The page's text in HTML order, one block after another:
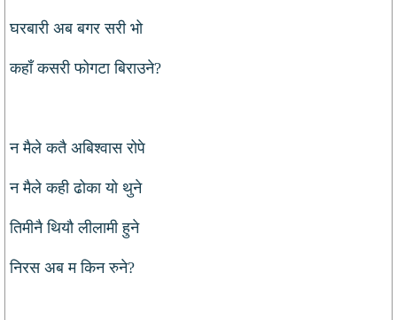
घरबारी अब बगर सरी भो
कहाँ कसरी फोगटा बिराउने?
न मैले कतै अबिश्वास रोपे
न मैले कही ढोका यो थुने
तिमीनै थियौ लीलामी हुने
निरस अब म किन रुने?